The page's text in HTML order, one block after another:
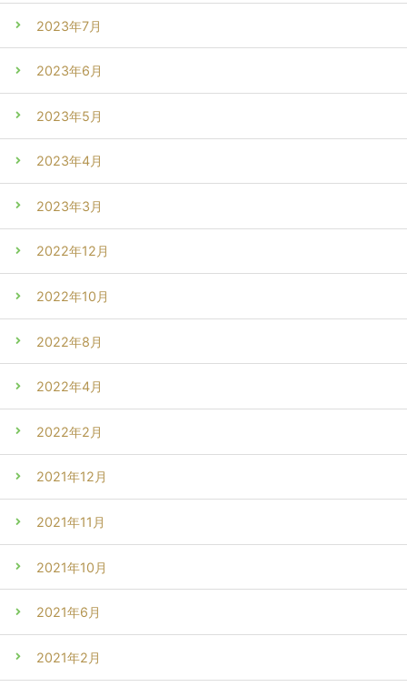
2023年7月
2023年6月
2023年5月
2023年4月
2023年3月
2022年12月
2022年10月
2022年8月
2022年4月
2022年2月
2021年12月
2021年11月
2021年10月
2021年6月
2021年2月